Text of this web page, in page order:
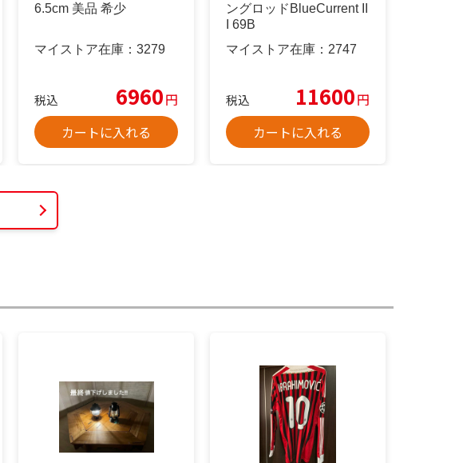
6.5cm 美品 希少
マイストア在庫： 3279
税込 6960円
カートに入れる
ングロッドBlueCurrent II
I 69B
マイストア在庫： 2747
税込 11600円
カートに入れる